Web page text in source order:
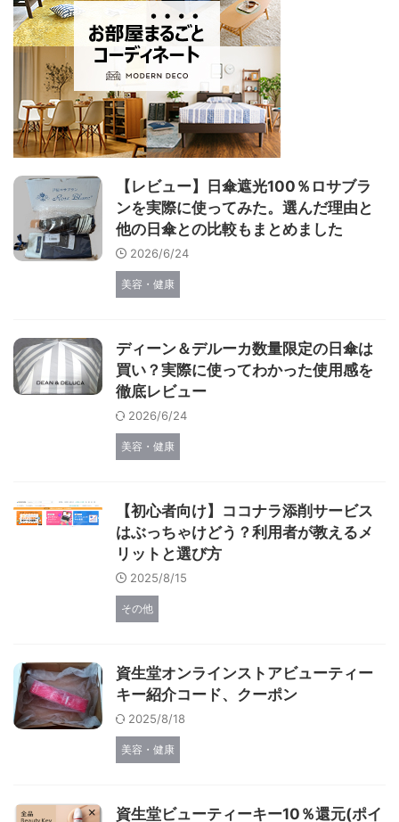
【レビュー】日傘遮光100％ロサブラ
ンを実際に使ってみた。選んだ理由と
他の日傘との比較もまとめました
2026/6/24
美容・健康
ディーン＆デルーカ数量限定の日傘は
買い？実際に使ってわかった使用感を
徹底レビュー
2026/6/24
美容・健康
【初心者向け】ココナラ添削サービス
はぶっちゃけどう？利用者が教えるメ
リットと選び方
2025/8/15
その他
資生堂オンラインストアビューティー
キー紹介コード、クーポン
2025/8/18
美容・健康
資生堂ビューティーキー10％還元(ポイ